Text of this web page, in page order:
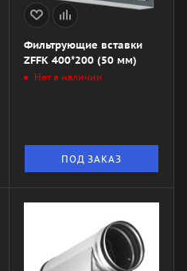
Фильтрующие вставки
ZFFK 400*200 (50 мм)
Нет в наличии
ПОД ЗАКАЗ